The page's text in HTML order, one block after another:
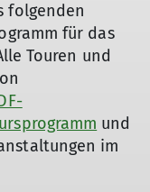
folgenden
für das
Touren und
und
im